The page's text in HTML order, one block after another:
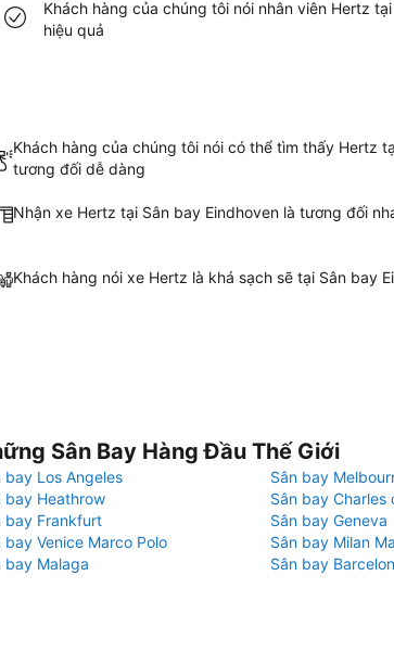
Khách hàng của chúng tôi nói nhân viên Hertz
hiệu quả
Khách hàng của chúng tôi nói có thể tìm thấy Hertz
tương đối dễ dàng
Nhận xe Hertz tại Sân bay Eindhoven là tương đối
Khách hàng nói xe Hertz là khá sạch sẽ tại Sân bay
Sân Bay Hàng Đầu Thế Giới
bay Los Angeles
Sân bay
bay Heathrow
Sân bay Charles
bay Frankfurt
Sân bay Geneva
bay Venice Marco Polo
Sân bay Milan
bay Malaga
Sân bay